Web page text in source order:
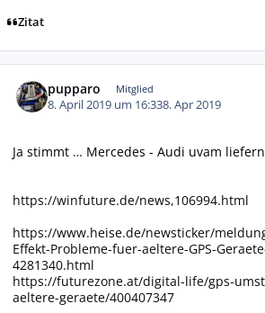
Zitat
pupparo Mitglied
8. April 2019 um 16:338. Apr 2019
Ja stimmt … Mercedes - Audi uvam
https://winfuture.de/news,106994.html
https://www.heise.de/newsticker/
Effekt-Probleme-fuer-aeltere-GPS-
4281340.html
https://futurezone.at/digital-life/gps-
aeltere-geraete/400407347